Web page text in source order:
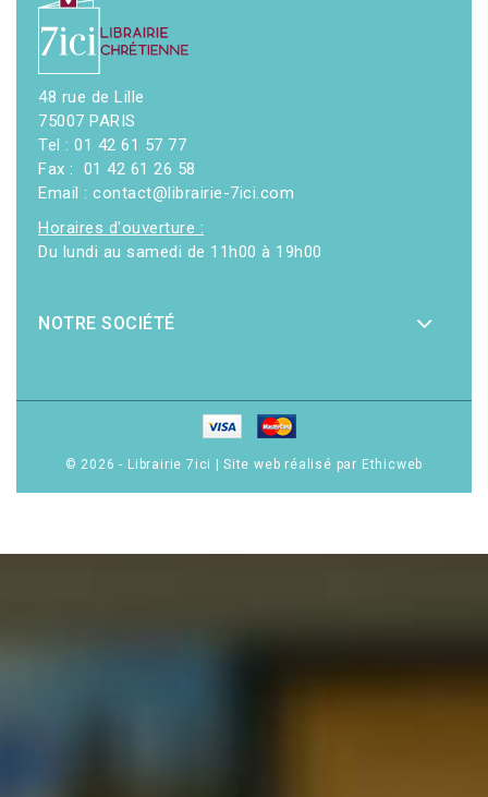
48 rue de Lille
75007 PARIS
Tel : 01 42 61 57 77
Fax : 01 42 61 26 58
Email : contact@librairie-7ici.com
Horaires d'ouverture :
Du lundi au samedi de 11h00 à 19h00
NOTRE SOCIÉTÉ
© 2026 - Librairie 7ici Site web réalisé par Ethicweb